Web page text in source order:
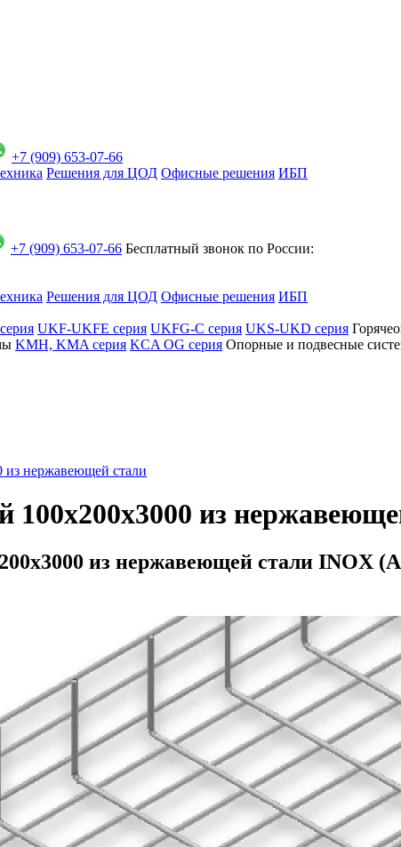
+7 (909) 653-07-66
Решения для ЦОД Офисные решения ИБП
+7 (909) 653-07-66 Бесплатный звонок по России:
Решения для ЦОД Офисные решения ИБП
UKF-UKFE серия UKFG-C серия UKS-UKD серия
KMH, KMA серия KCA OG серия Опорные и подвесные
нержавеющей стали
100x200x3000 из
из нержавеющей стали INOX